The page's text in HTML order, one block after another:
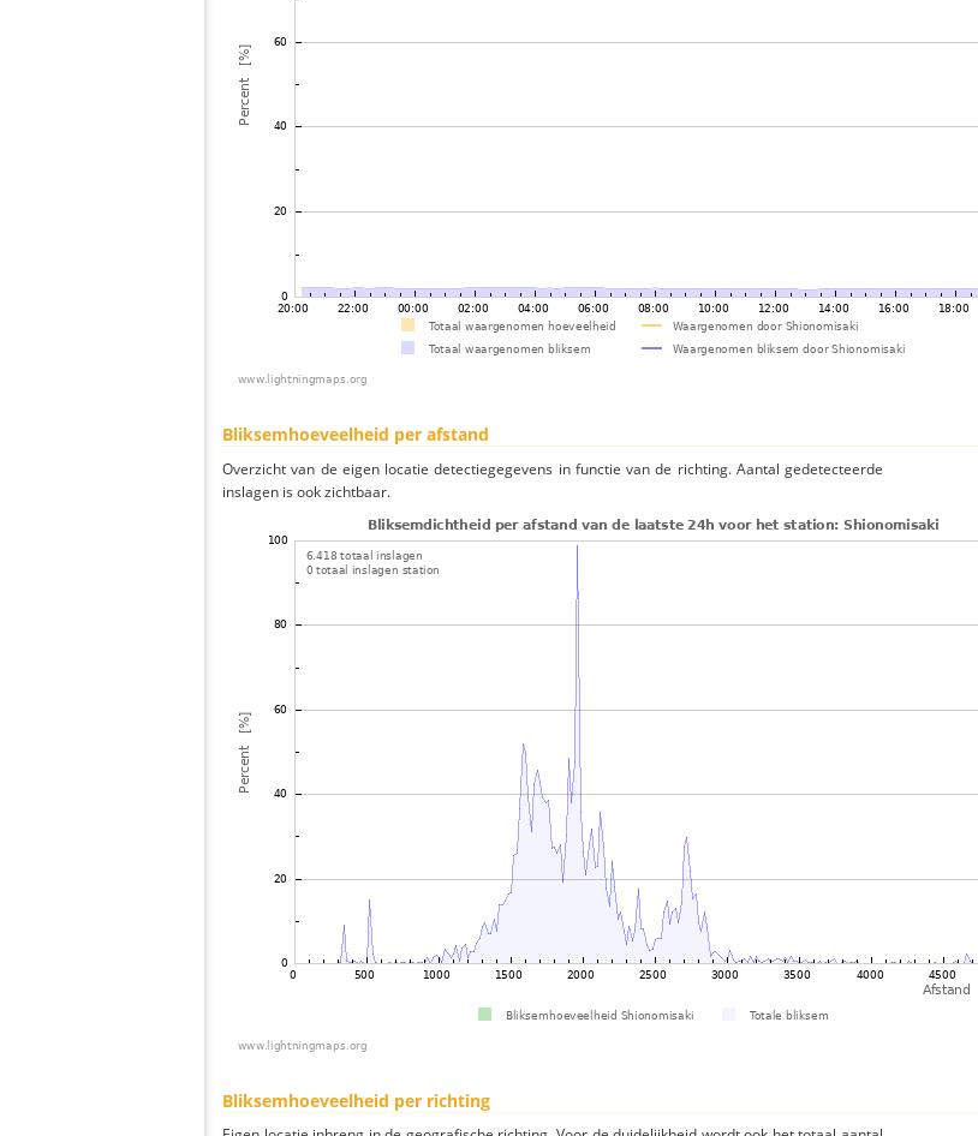
Bliksemhoeveelheid per afstand
Overzicht van de eigen locatie detectiegegevens in functie van de richting. Aantal gedetecteerde
inslagen is ook zichtbaar.
Bliksemhoeveelheid per richting